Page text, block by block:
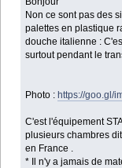
Non ce sont pas des
palettes en plastique
douche italienne :
surtout pendant le
Photo : https://goo.gl/
C'est l'équipement
plusieurs chambres
en France .
* Il n'y a jamais de